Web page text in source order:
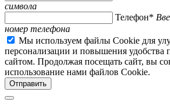
символа
Телефон*
номер телефона
Мы используем файлы Cookie для
персонализации и повышения удобства
сайтом. Продолжая посещать сайт, вы
использование нами файлов Cookie.